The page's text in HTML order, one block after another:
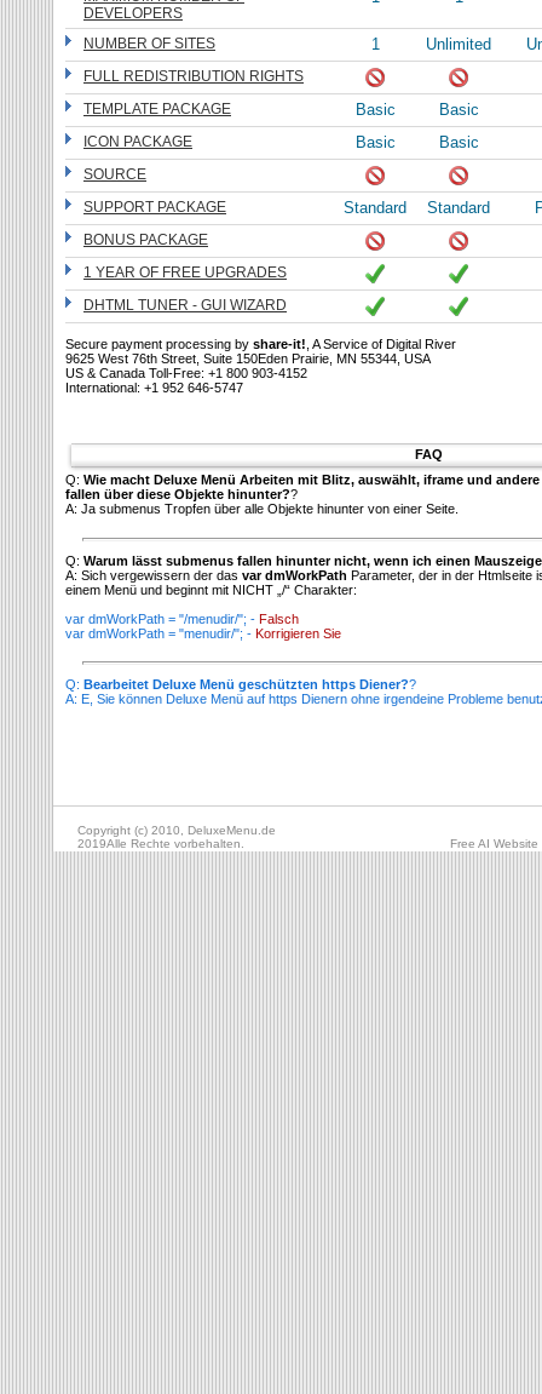
DEVELOPERS
NUMBER OF SITES 1 Unlimited
FULL REDISTRIBUTION RIGHTS
TEMPLATE PACKAGE
Basic Basic
ICON PACKAGE Basic Basic
SOURCE
SUPPORT PACKAGE
Standard Standard
BONUS PACKAGE
1 YEAR OF FREE UPGRADES
DHTML TUNER - GUI WIZARD
Secure payment processing by share-it! , A Service of Digital River
9625 West 76th Street, Suite 150Eden Prairie, MN 55344, USA
US & Canada Toll-Free: +1 800 903-4152
International: +1 952 646-5747
FAQ
Q: Wie macht Deluxe Menü Arbeiten mit Blitz, auswählt, iframe und
fallen über diese Objekte hinunter??
A: Ja submenus Tropfen über alle Objekte hinunter von einer Seite.
Q: Warum lässt submenus fallen hinunter nicht, wenn ich einen
A: Sich vergewissern der das var dmWorkPath Parameter, der in der Htmlseite
einem Menü und beginnt mit NICHT „/“ Charakter:
var dmWorkPath = "/menudir/"; - Falsch
var dmWorkPath = "menudir/"; - Korrigieren Sie
Q: Bearbeitet Deluxe Menü geschützten https Diener??
A: E, Sie können Deluxe Menü auf https Dienern ohne irgendeine Probleme
Copyright (c) 2010, DeluxeMenu.de
2019Alle Rechte vorbehalten.
Free AI Website